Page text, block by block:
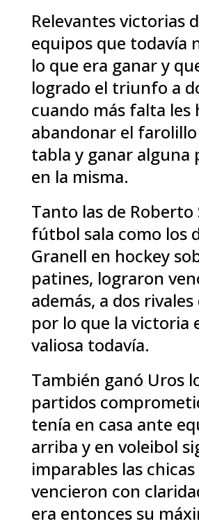
Relevantes victorias
equipos que todavía
lo que era ganar y
logrado el triunfo a
cuando más falta les
abandonar el
tabla y ganar alguna
en la misma.
Tanto las de Roberto
fútbol sala como los
Granell en hockey
patines, lograron
además, a dos
por lo que la victoria
valiosa todavía.
También ganó Uros
partidos
tenía en casa ante
arriba y en voleibol
imparables las
vencieron con
era entonces su